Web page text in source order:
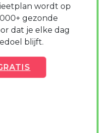
wordt op
gezonde
dat je elke dag
blijft.